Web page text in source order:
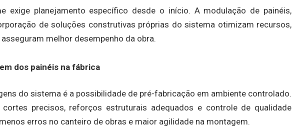
exige planejamento específico desde o início. A modulação de painéis,
de soluções construtivas próprias do sistema otimizam recursos,
melhor desempenho da obra.
dos painéis na fábrica
do sistema é a possibilidade de pré-fabricação em ambiente controlado.
cortes precisos, reforços estruturais adequados e controle de qualidade
erros no canteiro de obras e maior agilidade na montagem.